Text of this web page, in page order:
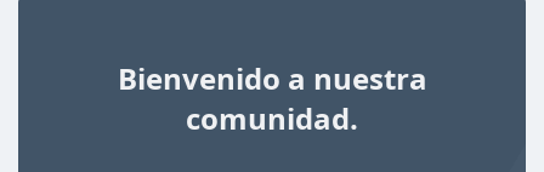
d
Bienvenido a nuestra
comunidad.